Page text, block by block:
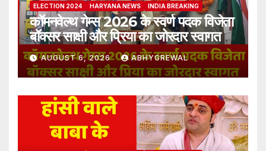
ELECTION 2024 HARYANA NEWS INDIA BREAKING
कॉमनवेल्थ गेम्स 2026 के स्वर्ण पदक विजेता
बॉक्सर साक्षी और प्रिया का जोरदार स्वागत
AUGUST 6, 2026 ABHYGREWAL